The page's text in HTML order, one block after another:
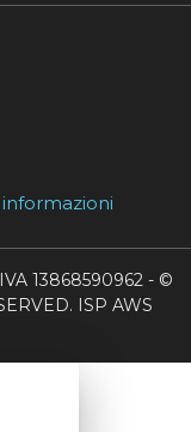
13868590962 - ©
ISP AWS